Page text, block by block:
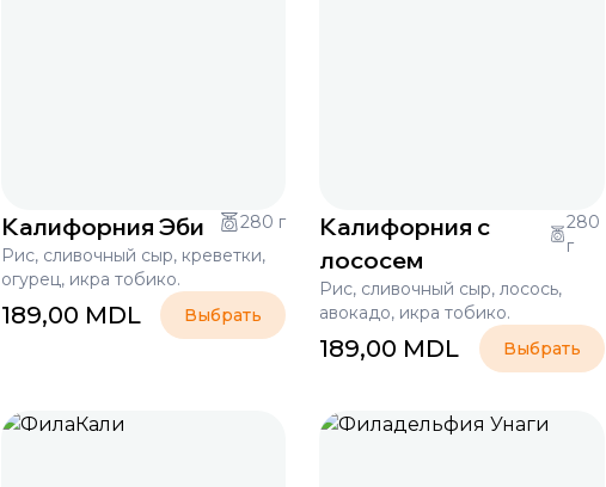
Калифорния Эби
280 г
Рис, сливочный сыр, креветки,
огурец, икра тобико.
189,00 MDL Выбрать
Калифорния с
лососем
280
г
Рис, сливочный сыр, лосось,
авокадо, икра тобико.
189,00 MDL Выбрать